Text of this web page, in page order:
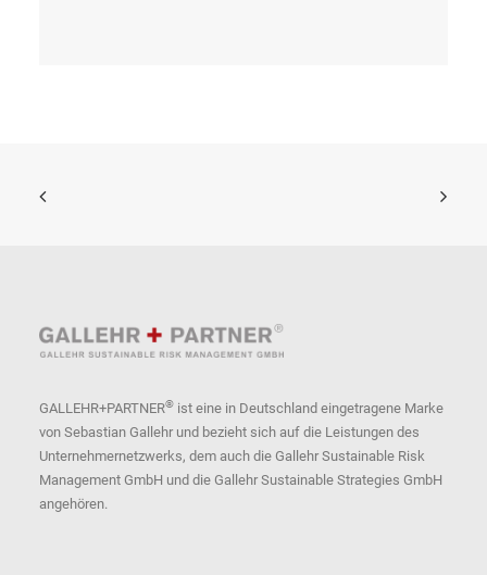
GALLEHR+PARTNER® ist eine in Deutschland eingetragene Marke
von Sebastian Gallehr und bezieht sich auf die Leistungen des
Unternehmernetzwerks, dem auch die Gallehr Sustainable Risk
Management GmbH und die Gallehr Sustainable Strategies GmbH
angehören.